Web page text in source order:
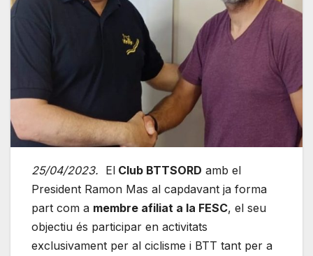
25/04/2023. El Club BTTSORD amb el
President Ramon Mas al capdavant ja forma
part com a membre afiliat a la FESC, el seu
objectiu és participar en activitats
exclusivament per al ciclisme i BTT tant per a